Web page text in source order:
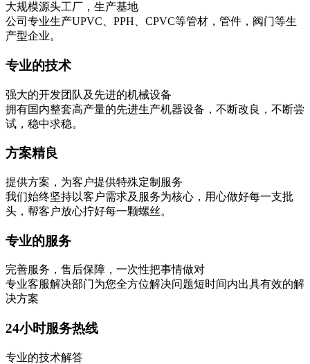
大规模源头工厂，生产基地
公司专业生产UPVC、PPH、CPVC等管材，管件，阀门等生
产型企业。
专业的技术
强大的开发团队及先进的机械设备
拥有国内整套高产量的先进生产机器设备，不断改良，不断尝
试，稳中求稳。
方案精良
提供方案，为客户提供特殊定制服务
我们始终坚持以客户需求及服务为核心，用心做好每一支批
头，帮客户放心拧好每一颗螺丝。
专业的服务
完善服务，售后保障，一次性把事情做对
专业客服解决部门为您全方位解决问题短时间内出具有效的解
决方案
24小时服务热线
专业的技术解答